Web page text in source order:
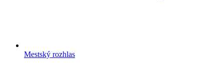
Mestský rozhlas